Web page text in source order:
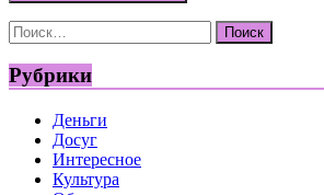
Найти:
Рубрики
Деньги
Досуг
Интересное
Культура